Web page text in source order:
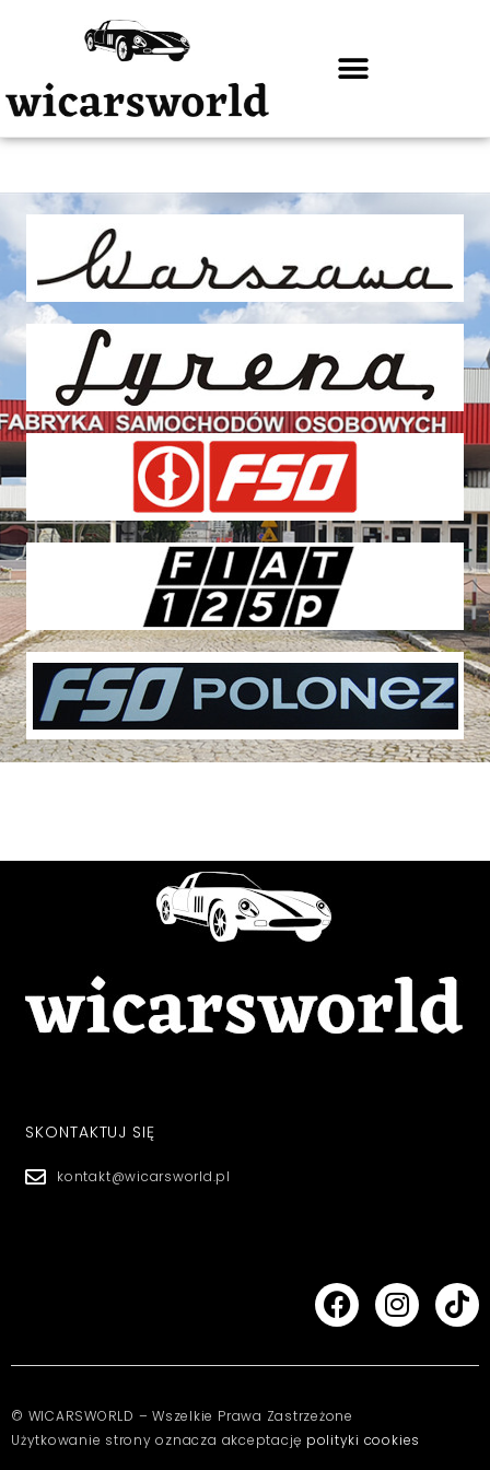
SKONTAKTUJ SIĘ
kontakt@wicarsworld.pl
© WICARSWORLD – Wszelkie Prawa Zastrzeżone
Użytkowanie strony oznacza akceptację polityki cookies